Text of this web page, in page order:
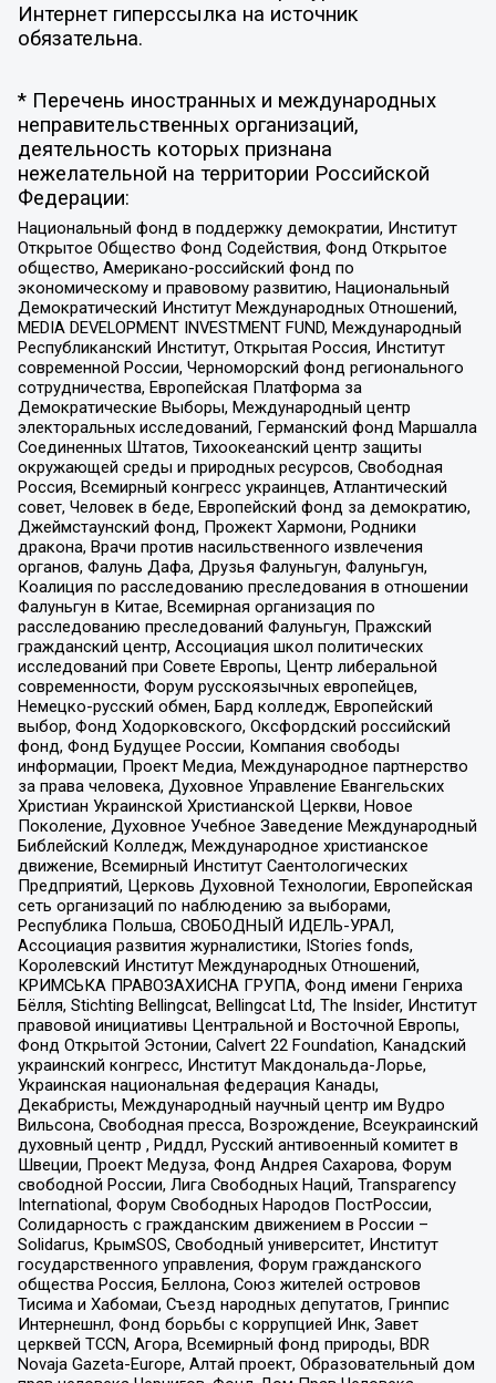
Интернет гиперссылка на источник
обязательна.
* Перечень иностранных и международных
неправительственных организаций,
деятельность которых признана
нежелательной на территории Российской
Федерации:
Национальный фонд в поддержку демократии, Институт
Открытое Общество Фонд Содействия, Фонд Открытое
общество, Американо-российский фонд по
экономическому и правовому развитию, Национальный
Демократический Институт Международных Отношений,
MEDIA DEVELOPMENT INVESTMENT FUND, Международный
Республиканский Институт, Открытая Россия, Институт
современной России, Черноморский фонд регионального
сотрудничества, Европейская Платформа за
Демократические Выборы, Международный центр
электоральных исследований, Германский фонд Маршалла
Соединенных Штатов, Тихоокеанский центр защиты
окружающей среды и природных ресурсов, Свободная
Россия, Всемирный конгресс украинцев, Атлантический
совет, Человек в беде, Европейский фонд за демократию,
Джеймстаунский фонд, Прожект Хармони, Родники
дракона, Врачи против насильственного извлечения
органов, Фалунь Дафа, Друзья Фалуньгун, Фалуньгун,
Коалиция по расследованию преследования в отношении
Фалуньгун в Китае, Всемирная организация по
расследованию преследований Фалуньгун, Пражский
гражданский центр, Ассоциация школ политических
исследований при Совете Европы, Центр либеральной
современности, Форум русскоязычных европейцев,
Немецко-русский обмен, Бард колледж, Европейский
выбор, Фонд Ходорковского, Оксфордский российский
фонд, Фонд Будущее России, Компания свободы
информации, Проект Медиа, Международное партнерство
за права человека, Духовное Управление Евангельских
Христиан Украинской Христианской Церкви, Новое
Поколение, Духовное Учебное Заведение Международный
Библейский Колледж, Международное христианское
движение, Всемирный Институт Саентологических
Предприятий, Церковь Духовной Технологии, Европейская
сеть организаций по наблюдению за выборами,
Республика Польша, СВОБОДНЫЙ ИДЕЛЬ-УРАЛ,
Ассоциация развития журналистики, IStories fonds,
Королевский Институт Международных Отношений,
КРИМСЬКА ПРАВОЗАХИСНА ГРУПА, Фонд имени Генриха
Бёлля, Stichting Bellingcat, Bellingcat Ltd, The Insider, Институт
правовой инициативы Центральной и Восточной Европы,
Фонд Открытой Эстонии, Calvert 22 Foundation, Канадский
украинский конгресс, Институт Макдональда-Лорье,
Украинская национальная федерация Канады,
Декабристы, Международный научный центр им Вудро
Вильсона, Свободная пресса, Возрождение, Всеукраинский
духовный центр , Риддл, Русский антивоенный комитет в
Швеции, Проект Медуза, Фонд Андрея Сахарова, Форум
свободной России, Лига Свободных Наций, Transparеncy
International, Форум Свободных Народов ПостРоссии,
Солидарность с гражданским движением в России –
Solidarus, КрымSOS, Свободный университет, Институт
государственного управления, Форум гражданского
общества Россия, Беллона, Союз жителей островов
Тисима и Хабомаи, Съезд народных депутатов, Гринпис
Интернешнл, Фонд борьбы с коррупцией Инк, Завет
церквей TCCN, Агора, Всемирный фонд природы, BDR
Novaja Gazeta-Europe, Алтай проект, Образовательный дом